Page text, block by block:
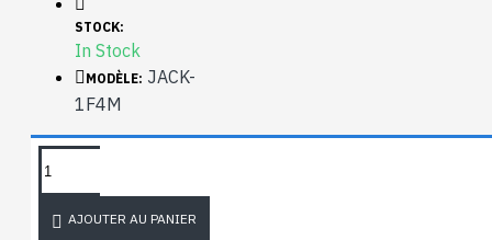
STOCK:
In Stock
MODÈLE: JACK-
1F4M
AJOUTER AU PANIER
D'INFORMATION